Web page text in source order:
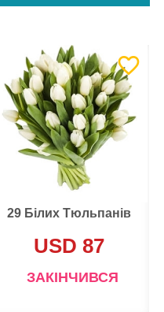
29 Білих Тюльпанів
USD 87
ЗАКІНЧИВСЯ